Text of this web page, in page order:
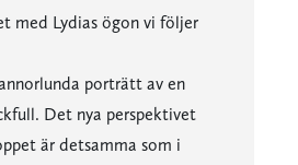
med Lydias ögon vi följer
porträtt av en
Det nya perspektivet
är detsamma som i